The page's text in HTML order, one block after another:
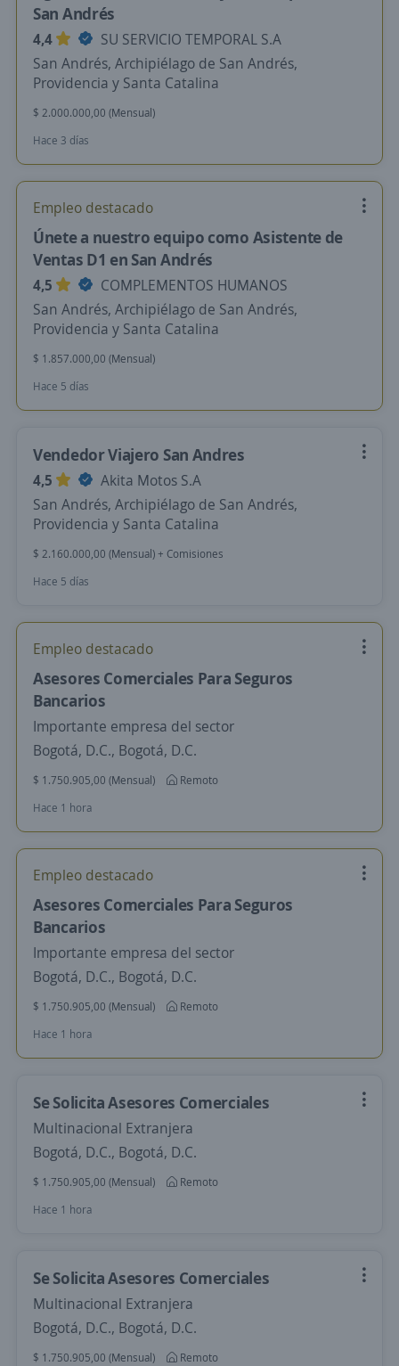
San Andrés
4,4
SU SERVICIO TEMPORAL S.A
San Andrés, Archipiélago de San Andrés,
Providencia y Santa Catalina
$ 2.000.000,00 (Mensual)
Hace 3 días
Empleo destacado
Únete a nuestro equipo como Asistente de
Ventas D1 en San Andrés
4,5
COMPLEMENTOS HUMANOS
San Andrés, Archipiélago de San Andrés,
Providencia y Santa Catalina
$ 1.857.000,00 (Mensual)
Hace 5 días
Vendedor Viajero San Andres
4,5
Akita Motos S.A
San Andrés, Archipiélago de San Andrés,
Providencia y Santa Catalina
$ 2.160.000,00 (Mensual) + Comisiones
Hace 5 días
Empleo destacado
Asesores Comerciales Para Seguros
Bancarios
Importante empresa del sector
Bogotá, D.C., Bogotá, D.C.
$ 1.750.905,00 (Mensual)
Remoto
Hace 1 hora
Empleo destacado
Asesores Comerciales Para Seguros
Bancarios
Importante empresa del sector
Bogotá, D.C., Bogotá, D.C.
$ 1.750.905,00 (Mensual)
Remoto
Hace 1 hora
Se Solicita Asesores Comerciales
Multinacional Extranjera
Bogotá, D.C., Bogotá, D.C.
$ 1.750.905,00 (Mensual)
Remoto
Hace 1 hora
Se Solicita Asesores Comerciales
Multinacional Extranjera
Bogotá, D.C., Bogotá, D.C.
$ 1.750.905,00 (Mensual)
Remoto